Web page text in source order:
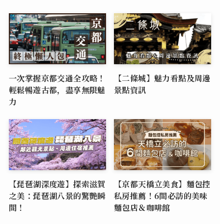
一次掌握京都交通全攻略！
輕鬆暢遊古都，盡享無限魅
力
【二條城】魅力看點及周邊
景點資訊
【琵琶湖深度遊】探索滋賀
之美：琵琶湖八景的驚艷瞬
間！
【京都天橋立美食】麵包控
私房推薦！6間必訪的美味
麵包店＆咖啡館